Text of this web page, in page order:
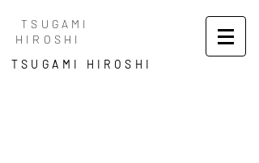
TSUGAMI
HIROSHI
TSUGAMI HIROSHI